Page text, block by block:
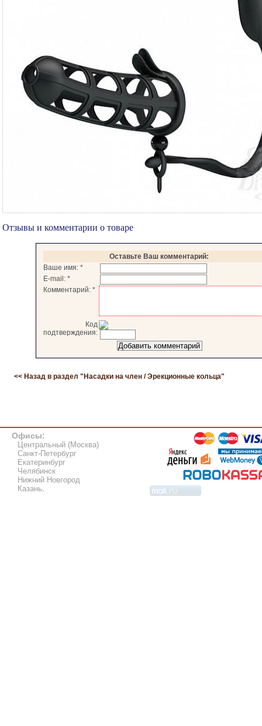
Отзывы и комментарии о товаре
Оставьте Ваш комментарий:
Ваше имя: *
E-mail: *
Комментарий: *
Код
подтверждения:
<< Назад в раздел " Насадки на член / Эрекционные кольца"
Офисы:
Центральный (Москва)
Санкт-Петербург
Екатеринбург
Челябинск
Нижний Новгород
Казань.